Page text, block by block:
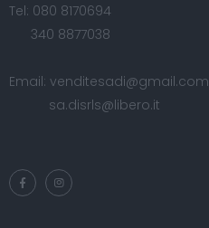
Tel: 080 8170694
340 8877038
Email: venditesadi@gmail.com
sa.disrls@libero.it